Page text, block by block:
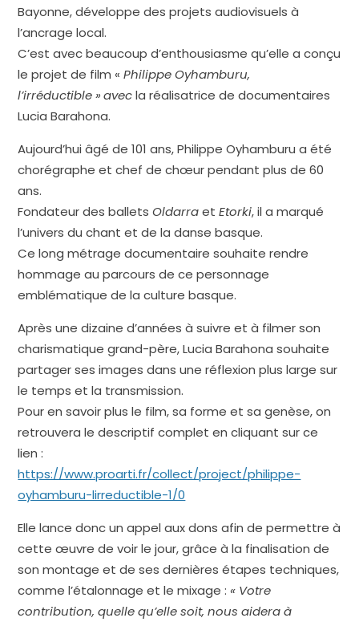
Bayonne, développe des projets audiovisuels à
l’ancrage local.
C’est avec beaucoup d’enthousiasme qu’elle a conçu
le projet de film «Philippe Oyhamburu,
l’irréductible » avecla réalisatrice de documentaires
Lucia Barahona.
Aujourd’hui âgé de 101 ans, Philippe Oyhamburu a été
chorégraphe et chef de chœur pendant plus de 60
ans.
Fondateur des balletsOldarraetEtorki, il a marqué
l’univers du chant et de la danse basque.
Ce long métrage documentaire souhaite rendre
hommage au parcours de ce personnage
emblématique de la culture basque.
Après une dizaine d’années à suivre et à filmer son
charismatique grand-père, Lucia Barahona souhaite
partager ses images dans une réflexion plus large sur
le temps et la transmission.
Pour en savoir plus le film, sa forme et sa genèse, on
retrouvera le descriptif complet en cliquant sur ce
lien :
https://www.proarti.fr/collect/project/philippe-
oyhamburu-lirreductible-1/0
Elle lance donc un appel aux dons afin de permettre à
cette œuvre de voir le jour, grâce à la finalisation de
son montage et de ses dernières étapes techniques,
comme l’étalonnage et le mixage :« Votre
contribution, quelle qu’elle soit, nous aidera à